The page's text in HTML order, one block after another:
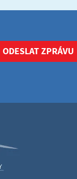
ODESLAT ZPRÁVU